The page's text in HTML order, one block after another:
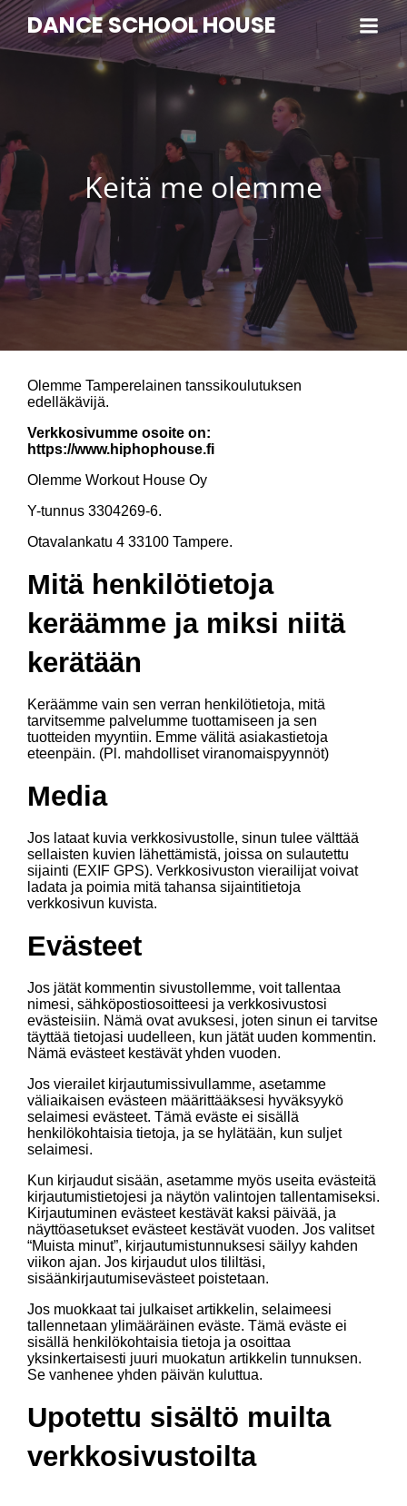
DANCE SCHOOL HOUSE
Keitä me olemme
Olemme Tamperelainen tanssikoulutuksen
edelläkävijä.
Verkkosivumme osoite on:
https://www.hiphophouse.fi
Olemme Workout House Oy
Y-tunnus 3304269-6.
Otavalankatu 4 33100 Tampere.
Mitä henkilötietoja
keräämme ja miksi niitä
kerätään
Keräämme vain sen verran henkilötietoja, mitä
tarvitsemme palvelumme tuottamiseen ja sen
tuotteiden myyntiin. Emme välitä asiakastietoja
eteenpäin. (Pl. mahdolliset viranomaispyynnöt)
Media
Jos lataat kuvia verkkosivustolle, sinun tulee välttää
sellaisten kuvien lähettämistä, joissa on sulautettu
sijainti (EXIF GPS). Verkkosivuston vierailijat voivat
ladata ja poimia mitä tahansa sijaintitietoja
verkkosivun kuvista.
Evästeet
Jos jätät kommentin sivustollemme, voit tallentaa
nimesi, sähköpostiosoitteesi ja verkkosivustosi
evästeisiin. Nämä ovat avuksesi, joten sinun ei tarvitse
täyttää tietojasi uudelleen, kun jätät uuden kommentin.
Nämä evästeet kestävät yhden vuoden.
Jos vierailet kirjautumissivullamme, asetamme
väliaikaisen evästeen määrittääksesi hyväksyykö
selaimesi evästeet. Tämä eväste ei sisällä
henkilökohtaisia tietoja, ja se hylätään, kun suljet
selaimesi.
Kun kirjaudut sisään, asetamme myös useita evästeitä
kirjautumistietojesi ja näytön valintojen tallentamiseksi.
Kirjautuminen evästeet kestävät kaksi päivää, ja
näyttöasetukset evästeet kestävät vuoden. Jos valitset
“Muista minut”, kirjautumistunnuksesi säilyy kahden
viikon ajan. Jos kirjaudut ulos tililtäsi,
sisäänkirjautumisevästeet poistetaan.
Jos muokkaat tai julkaiset artikkelin, selaimeesi
tallennetaan ylimääräinen eväste. Tämä eväste ei
sisällä henkilökohtaisia tietoja ja osoittaa
yksinkertaisesti juuri muokatun artikkelin tunnuksen.
Se vanhenee yhden päivän kuluttua.
Upotettu sisältö muilta
verkkosivustoilta